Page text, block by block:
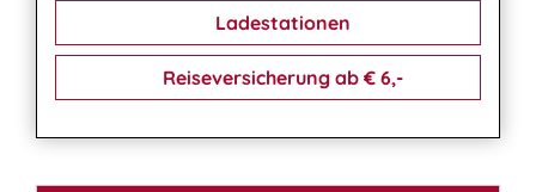
Ladestationen
Reiseversicherung ab € 6,-